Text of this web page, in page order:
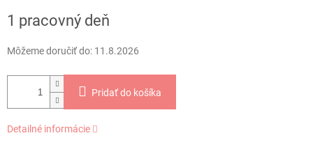
cena:
1 pracovný deň
Môžeme doručiť do: 11.8.2026
Pridať do košíka
Detailné informácie